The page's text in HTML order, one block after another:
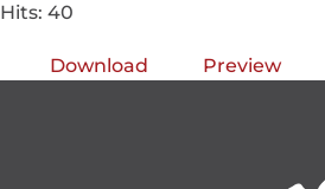
Hits: 40
Download Preview